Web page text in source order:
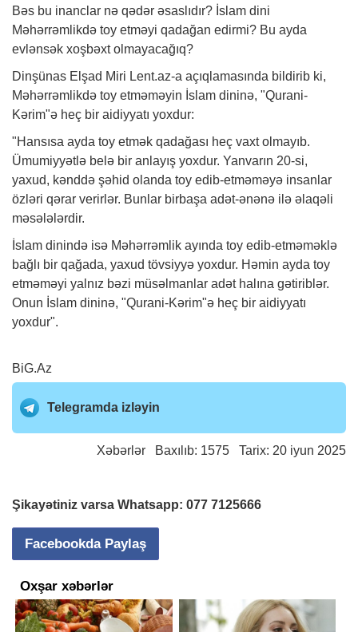
Bəs bu inanclar nə qədər əsaslıdır? İslam dini
Məhərrəmlikdə toy etməyi qadağan edirmi? Bu ayda
evlənsək xoşbəxt olmayacağıq?
Dinşünas Elşad Miri Lent.az-a açıqlamasında bildirib ki,
Məhərrəmlikdə toy etməməyin İslam dininə, "Qurani-
Kərim"ə heç bir aidiyyatı yoxdur:
"Hansısa ayda toy etmək qadağası heç vaxt olmayıb.
Ümumiyyətlə belə bir anlayış yoxdur. Yanvarın 20-si,
yaxud, kənddə şəhid olanda toy edib-etməməyə insanlar
özləri qərar verirlər. Bunlar birbaşa adət-ənənə ilə əlaqəli
məsələlərdir.
İslam dinində isə Məhərrəmlik ayında toy edib-etməməklə
bağlı bir qağada, yaxud tövsiyyə yoxdur. Həmin ayda toy
etməməyi yalnız bəzi müsəlmanlar adət halına gətiriblər.
Onun İslam dininə, "Qurani-Kərim"ə heç bir aidiyyatı
yoxdur".
BiG.Az
Telegramda izləyin
Xəbərlər Baxılıb: 1575 Tarix: 20 iyun 2025
Şikayətiniz varsa Whatsapp: 077 7125666
Facebookda Paylaş
Oxşar xəbərlər